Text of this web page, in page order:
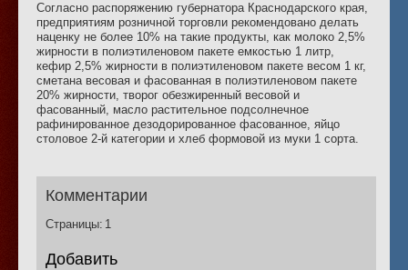
Согласно распоряжению губернатора Краснодарского края,
предприятиям розничной торговли рекомендовано делать
наценку не более 10% на такие продукты, как молоко 2,5%
жирности в полиэтиленовом пакете емкостью 1 литр,
кефир 2,5% жирности в полиэтиленовом пакете весом 1 кг,
сметана весовая и фасованная в полиэтиленовом пакете
20% жирности, творог обезжиренный весовой и
фасованный, масло растительное подсолнечное
рафинированное дезодорированное фасованное, яйцо
столовое 2-й категории и хлеб формовой из муки 1 сорта.
Комментарии
Страницы: 1
Добавить